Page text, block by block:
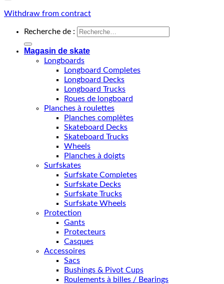
Withdraw from contract
Recherche de :
Magasin de skate
Longboards
Longboard Completes
Longboard Decks
Longboard Trucks
Roues de longboard
Planches à roulettes
Planches complètes
Skateboard Decks
Skateboard Trucks
Wheels
Planches à doigts
Surfskates
Surfskate Completes
Surfskate Decks
Surfskate Trucks
Surfskate Wheels
Protection
Gants
Protecteurs
Casques
Accessoires
Sacs
Bushings & Pivot Cups
Roulements à billes / Bearings